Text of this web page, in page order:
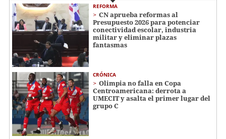
REFORMA
CN aprueba reformas al
Presupuesto 2026 para potenciar
conectividad escolar, industria
militar y eliminar plazas
fantasmas
CRÓNICA
Olimpia no falla en Copa
Centroamericana: derrota a
UMECIT y asalta el primer lugar del
grupo C